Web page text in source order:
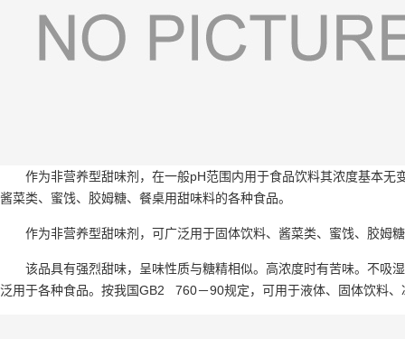
作为非营养型甜味剂，在一般pH范围内用于食品饮料其浓度基本
酱菜类、蜜饯、胶姆糖、餐桌用甜味料的各种食品。
作为非营养型甜味剂，可广泛用于固体饮料、酱菜类、蜜饯、胶姆
该品具有强烈甜味，呈味性质与糖精相似。高浓度时有苦味。不吸
泛用于各种食品。按我国GB2 760－90规定，可用于液体、固体饮料